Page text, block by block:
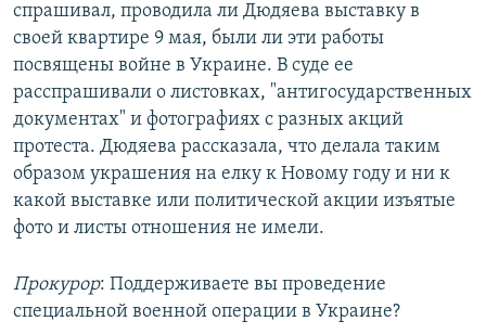
спрашивал, проводила ли Дюдяева выставку в
своей квартире 9 мая, были ли эти работы
посвящены войне в Украине. В суде ее
расспрашивали о листовках, "антигосударственных
документах" и фотографиях с разных акций
протеста. Дюдяева рассказала, что делала таким
образом украшения на елку к Новому году и ни к
какой выставке или политической акции изъятые
фото и листы отношения не имели.
Прокурор: Поддерживаете вы проведение
специальной военной операции в Украине?